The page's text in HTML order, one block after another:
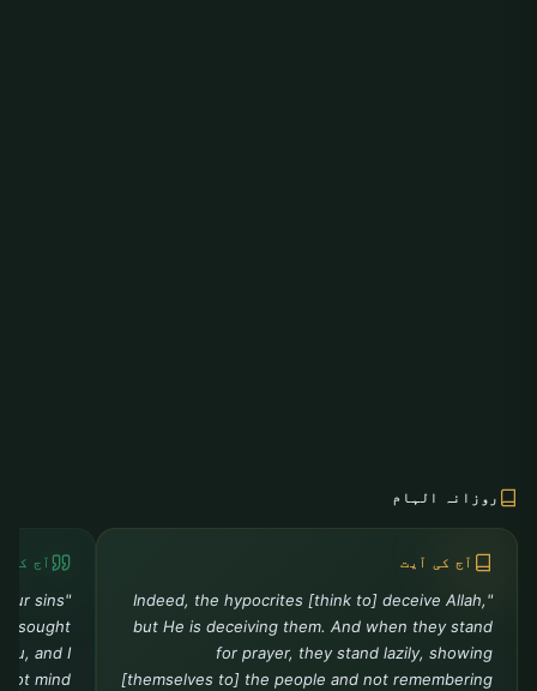
روزانہ الہام
آج کی آیت
"Indeed, the hypocrites [think to] deceive Allah,
but He is deceiving them. And when they stand
for prayer, they stand lazily, showing
[themselves to] the people and not remembering
آج کی
sins
sought
and I
mind."""